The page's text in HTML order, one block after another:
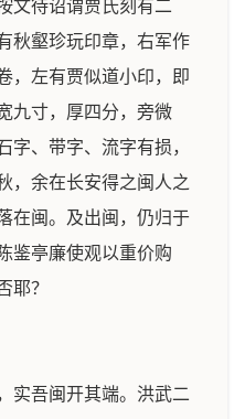
文待诏谓贾氏刻有二
秋壑珍玩印章，右军作
，左有贾似道小印，即
九寸，厚四分，旁微
字、带字、流字有损，
，余在长安得之闽人之
在闽。及出闽，仍归于
鉴亭廉使观以重价购
耶？
实吾闽开其端。洪武二